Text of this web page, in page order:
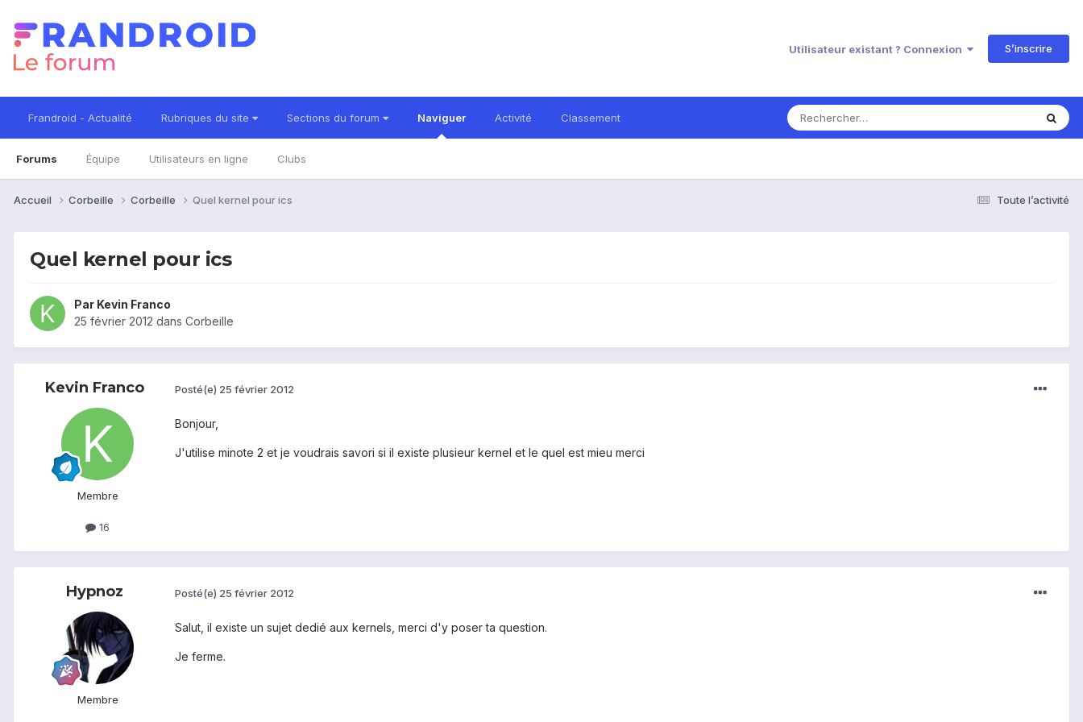
Utilisateur existant ? Connexion S’inscrire
Frandroid - Actualité Rubriques du site Sections du forum Naviguer
Forums Équipe Utilisateurs en ligne Clubs
Activité Classement
Toute l’activité
Accueil Corbeille Corbeille Quel kernel pour ics
Quel kernel pour ics
Par Kevin Franco
25 février 2012 dans Corbeille
Kevin Franco
Membre
16
Posté(e) 25 février 2012
Bonjour,
J'utilise minote 2 et je voudrais savori si il existe plusieur kernel et le quel est mieu merci
Hypnoz
Membre
Posté(e) 25 février 2012
Salut, il existe un sujet dedié aux kernels, merci d'y poser ta question.
Je ferme.